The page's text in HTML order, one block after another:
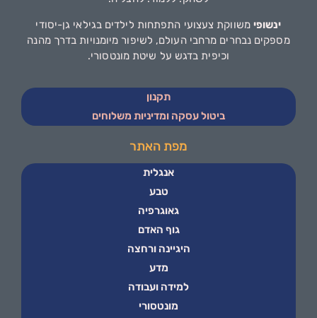
ינשופי משווקת צעצועי התפתחות לילדים בגילאי גן-יסודי
מספקים נבחרים מרחבי העולם, לשיפור מיומנויות בדרך מהנה
וכיפית בדגש על שיטת מונטסורי.
תקנון
ביטול עסקה ומדיניות משלוחים
מפת האתר
אנגלית
טבע
גאוגרפיה
גוף האדם
היגיינה ורחצה
מדע
למידה ועבודה
מונטסורי